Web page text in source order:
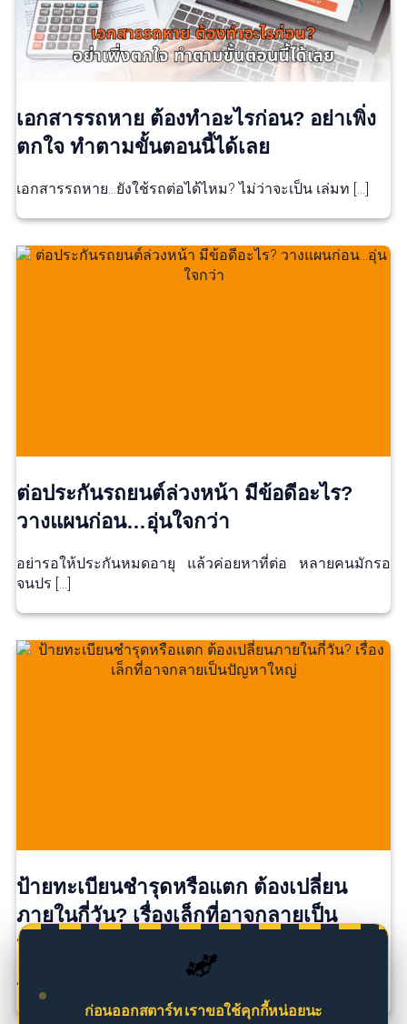
🚗
ก่อนออกสตาร์ท เราขอใช้คุกกี้หน่อยนะ
เอกสารรถหาย ต้องทำอะไรก่อน? อย่าเพิ่ง
ตกใจ ทำตามขั้นตอนนี้ได้เลย
เอกสารรถหาย…ยังใช้รถต่อได้ไหม? ไม่ว่าจะเป็น เล่มท […]
ต่อประกันรถยนต์ล่วงหน้า มีข้อดีอะไร?
วางแผนก่อน…อุ่นใจกว่า
อย่ารอให้ประกันหมดอายุ แล้วค่อยหาที่ต่อ หลายคนมักรอ
จนปร […]
ป้ายทะเบียนชำรุดหรือแตก ต้องเปลี่ยน
ภายในกี่วัน? เรื่องเล็กที่อาจกลายเป็น
ปัญหาใหญ่
ป้ายทะเบียนแตกนิดเดียว…ยังใช้ต่อได้ไหม? หลายคนอาจ […]